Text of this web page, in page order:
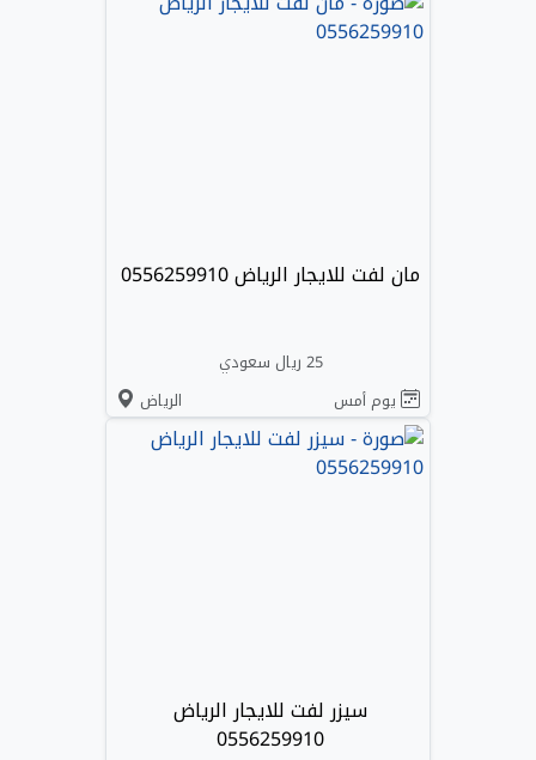
مان لفت للايجار الرياض 0556259910
25 ريال سعودي
يوم أمس
الرياض
سيزر لفت للايجار الرياض
0556259910